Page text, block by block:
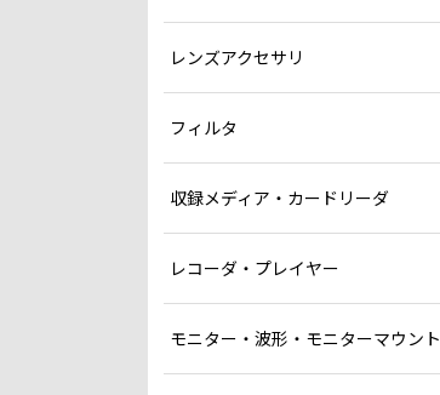
レンズアクセサリ
フィルタ
収録メディア・カードリーダ
レコーダ・プレイヤー
モニター・波形・モニターマウント